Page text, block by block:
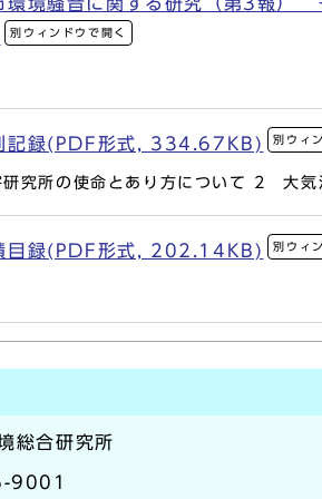
別ウィンドウで開く
録(PDF形式, 334.67KB) 別ウィ
究所の使命とあり方について 2 大気
録(PDF形式, 202.14KB) 別ウィ
総合研究所
9001